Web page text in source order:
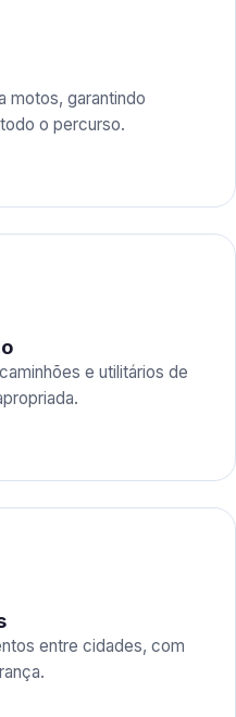
motos, garantindo
o percurso.
e utilitários de
entre cidades, com